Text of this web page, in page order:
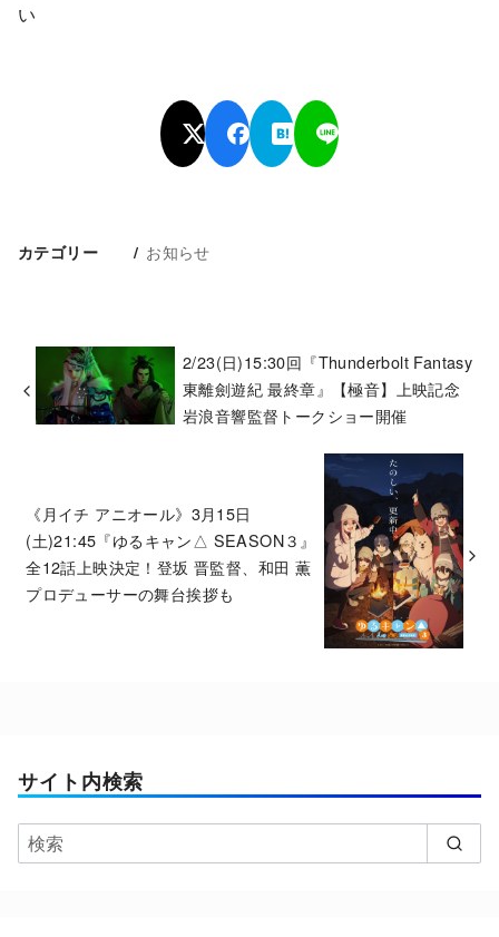
い
カテゴリー お知らせ
2/23(日)15:30回『Thunderbolt Fantasy
東離劍遊紀 最終章』【極音】上映記念
岩浪音響監督トークショー開催
《月イチ アニオール》3月15日
(土)21:45『ゆるキャン△ SEASON３』
全12話上映決定！登坂 晋監督、和田 薫
プロデューサーの舞台挨拶も
サイト内検索